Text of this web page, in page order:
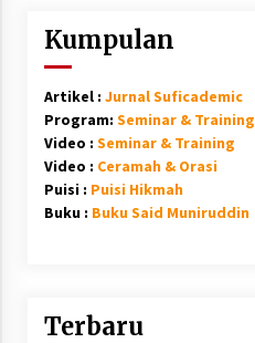
Kumpulan
Artikel : Jurnal Suficademic
Program: Seminar & Training
Video : Seminar & Training
Video : Ceramah & Orasi
Puisi : Puisi Hikmah
Buku : Buku Said Muniruddin
Terbaru